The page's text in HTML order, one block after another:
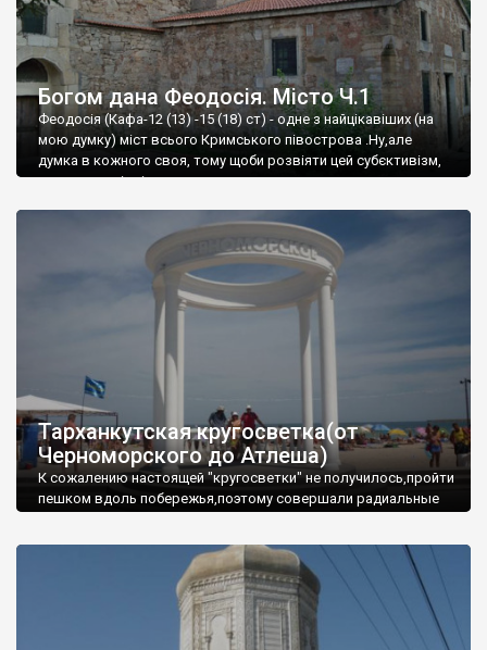
Богом дана Феодосія. Місто Ч.1
Феодосія (Кафа-12 (13) -15 (18) ст) - одне з найцікавіших (на
мою думку) міст всього Кримського півострова .Ну,але
думка в кожного своя, тому щоби розвіяти цей субєктивізм,
запрошую відвідати це
Тарханкутская кругосветка(от
Черноморского до Атлеша)
К сожалению настоящей "кругосветки" не получилось,пройти
пешком вдоль побережья,поэтому совершали радиальные